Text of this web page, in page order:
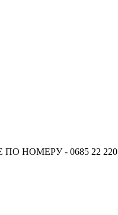
НОМЕРУ - 0685 22 220